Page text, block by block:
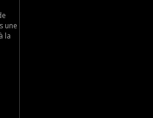
une
la